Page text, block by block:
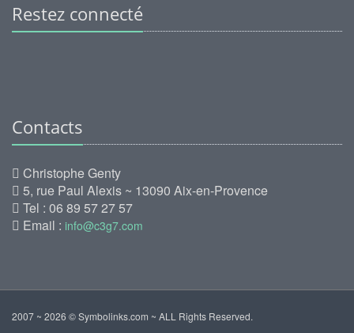
Restez connecté
Contacts
Christophe Genty
5, rue Paul Alexis ~ 13090 Aix-en-Provence
Tel : 06 89 57 27 57
Email : info@c3g7.com
2007 ~ 2026 © Symbolinks.com ~ ALL Rights Reserved.